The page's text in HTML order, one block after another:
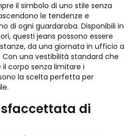
il simbolo di uno stile senza
le tendenze e
di ogni guardaroba. Disponibili in
questi jeans possono essere
da una giornata in ufficio a
una vestibilità standard che
corpo senza limitare i
la scelta perfetta per
sfaccettata di